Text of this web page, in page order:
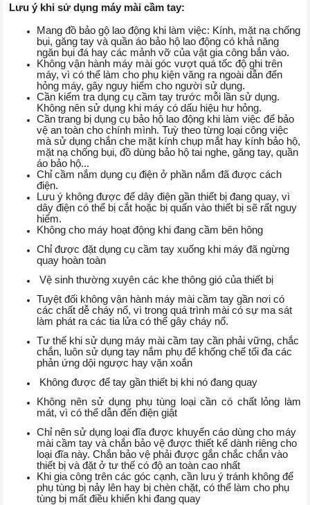
Lưu ý khi sử dụng máy mài cầm tay:
Mang đồ bảo gộ lao động khi làm việc: Kính, mặt nạ chống
bụi, găng tay và quần áo bảo hộ lao động có khả năng
ngăn bụi đá hay các mảnh vỡ của vật gia công bắn vào.
Không vận hành máy mài góc vượt quá tốc độ ghi trên
máy, vì có thể làm cho phụ kiện văng ra ngoài dẫn đến
hỏng máy, gây nguy hiểm cho người sử dụng.
Cần kiểm tra dụng cụ cầm tay trước mỗi lần sử dụng.
Không nên sử dụng khi máy có dấu hiệu hư hỏng.
Cần trang bị dụng cụ bảo hộ lao động khi làm việc để bảo
vệ an toàn cho chính mình. Tuỳ theo từng loại công việc
mà sử dụng chắn che mặt kính chụp mắt hay kính bảo hộ,
mặt nạ chống bụi, đồ dùng bảo hộ tai nghe, găng tay, quần
áo bảo hộ...
Chỉ cầm nắm dụng cụ điện ở phần nắm đã được cách
điện.
Lưu ý không được để dây điện gần thiết bị đang quay, vì
dây điện có thể bị cắt hoặc bị quấn vào thiết bị sẽ rất nguy
hiểm.
Không cho máy hoạt động khi đang cầm bên hông
Chỉ được đặt dụng cụ cầm tay xuống khi máy đã ngừng
quay hoàn toàn
Vệ sinh thường xuyên các khe thông gió của thiết bị
Tuyệt đối không vận hành máy mài cầm tay gần nơi có
các chất dễ cháy nổ, vì trong quá trình mài có sự ma sát
làm phát ra các tia lửa có thể gây cháy nổ.
Tư thế khi sử dụng máy mài cầm tay cần phải vững, chắc
chắn, luôn sử dụng tay nắm phụ để khống chế tối đa các
phản ứng dội ngược hay vặn xoắn
Không được để tay gần thiết bị khi nó đang quay
Không nên sử dụng phụ tùng loại cần có chất lỏng làm
mát, vì có thể dẫn đến điện giật
Chỉ nên sử dụng loại đĩa được khuyến cáo dùng cho máy
mài cầm tay và chắn bảo vệ được thiết kế dành riêng cho
loại đĩa này. Chắn bảo vệ phải được gắn chắc chắn vào
thiết bị và đặt ở tư thế có độ an toàn cao nhất
Khi gia công trên các góc cạnh, cần lưu ý tránh không để
phụ tùng bị nảy lên hay bị chèn chặt, có thể làm cho phụ
tùng bị mất điều khiển khi đang quay